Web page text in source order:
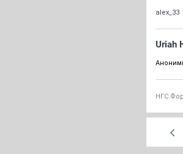
alex_33
Uriah